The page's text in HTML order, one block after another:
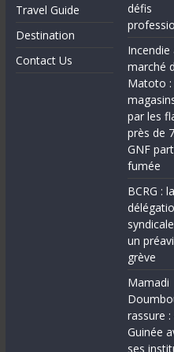
Travel Guide
Destination
Contact Us
défis
Incendie
marché
Matoto :
par les
près de
GNF
fumée
BCRG : la
un
grève
Mamadi
rassure :
Guinée
ses